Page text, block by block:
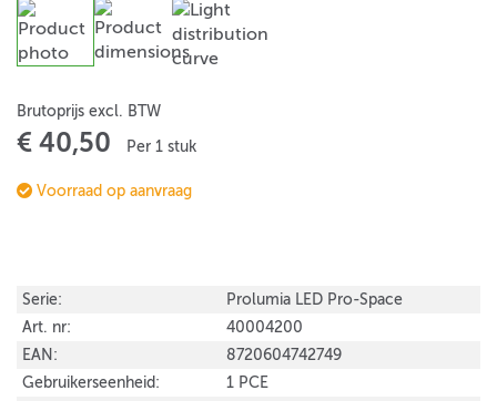
Serie:
Prolumia LED Pro-Space
Art. nr:
40004200
EAN:
8720604742749
Gebruikerseenheid:
1 PCE
Brutoprijs excl. BTW
€ 40,50 Per 1 stuk
Voorraad op aanvraag